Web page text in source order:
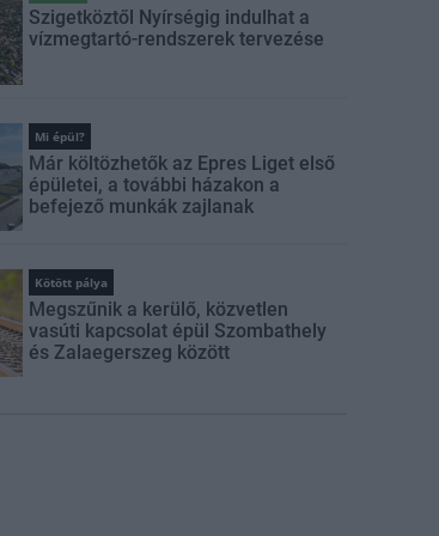
Szigetköztől Nyírségig indulhat a
vízmegtartó-rendszerek tervezése
Mi épül?
Már költözhetők az Epres Liget első
épületei, a további házakon a
befejező munkák zajlanak
Kötött pálya
Megszűnik a kerülő, közvetlen
vasúti kapcsolat épül Szombathely
és Zalaegerszeg között